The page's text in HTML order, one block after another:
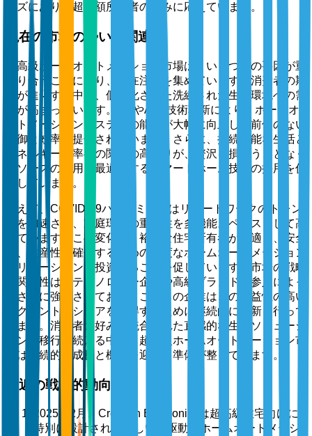
イズにあり、超高額所得者の好みに応えています。
現在の市場の勢いと関連性
超高級ホームオートメーション市場は、いくつかの要因が重
なり合うことにより、現在注目を集めています。消費者の期
待が進化する中で、個別化された洗練された生活環境への需
要が高まっています。IoTやAIの技術革新により、ホームオ
ートメーションシステムの能力が大幅に向上し、前例のない
制御と効率が提供されています。さらに、持続可能な生活と
エネルギー効率への関心の高まりが、贅沢を損なうことなく
リソースの利用を最適化するスマートホーム技術の採用を促
進しています。
加えて、COVID-19パンデミックはリモートワークのトレン
ドを加速させ、家庭環境の重要性を多機能スペースとして高
めています。この変化は、裕福な住宅所有者が快適さ、安全
性、生産性を確保するための高度なホームオートメーション
ソリューションに投資することを促しています。市場の戦略
的関連性は、テクノロジー企業や高級ブランドの参入によっ
てさらに強化されており、これらの企業はこの収益性の高い
セグメントのシェアを獲得するために継続的に革新を行って
います。消費者の好みが統合された直感的な生活ソリューシ
ョンに移行し続ける中で、超高級ホームオートメーション市
場は持続的な成長と機会を迎える準備が整っています。
最近の戦略的動向
2025年2月、Crestron Electronicsは超高級住宅向けに
特別に設計された新しいAI駆動のホームオートメーシ